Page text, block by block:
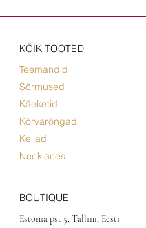
KÕIK TOOTED
Teemandid
Sõrmused
Käeketid
Kõrvarõngad
Kellad
Necklaces
BOUTIQUE
Estonia pst 5, Tallinn Eesti